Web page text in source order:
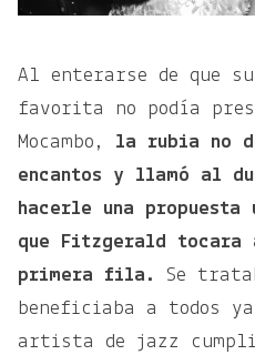
Al enterarse de que
favorita no podía
Mocambo, la rubia no
encantos y llamó al
hacerle una
que Fitzgerald
primera fila. Se
beneficiaba a todos
artista de jazz